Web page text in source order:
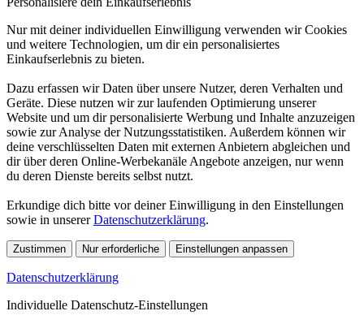
Nur mit deiner individuellen Einwilligung verwenden wir Cookies
und weitere Technologien, um dir ein personalisiertes
Einkaufserlebnis zu bieten.
Dazu erfassen wir Daten über unsere Nutzer, deren Verhalten und
Geräte. Diese nutzen wir zur laufenden Optimierung unserer
Website und um dir personalisierte Werbung und Inhalte anzuzeigen
sowie zur Analyse der Nutzungsstatistiken. Außerdem können wir
deine verschlüsselten Daten mit externen Anbietern abgleichen und
dir über deren Online-Werbekanäle Angebote anzeigen, nur wenn
du deren Dienste bereits selbst nutzt.
Erkundige dich bitte vor deiner Einwilligung in den Einstellungen
sowie in unsererDatenschutzerklärung.
Zustimmen Nur erforderliche Einstellungen anpassen
Datenschutzerklärung
Individuelle Datenschutz-Einstellungen